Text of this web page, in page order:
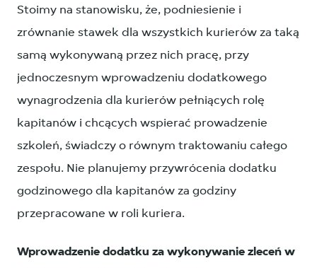
Stoimy na stanowisku, że, podniesienie i
zrównanie stawek dla wszystkich kurierów za taką
samą wykonywaną przez nich pracę, przy
jednoczesnym wprowadzeniu dodatkowego
wynagrodzenia dla kurierów pełniących rolę
kapitanów i chcących wspierać prowadzenie
szkoleń, świadczy o równym traktowaniu całego
zespołu. Nie planujemy przywrócenia dodatku
godzinowego dla kapitanów za godziny
przepracowane w roli kuriera.
Wprowadzenie dodatku za wykonywanie zleceń w